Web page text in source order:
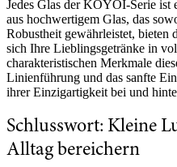
Jedes Glas der KOYOI-Serie
aus hochwertigem Glas, das
Robustheit gewährleistet, bieten
sich Ihre Lieblingsgetränke in
charakteristischen Merkmale
Linienführung und das sanfte
ihrer Einzigartigkeit bei und
Schlusswort: Kleine
Alltag bereichern